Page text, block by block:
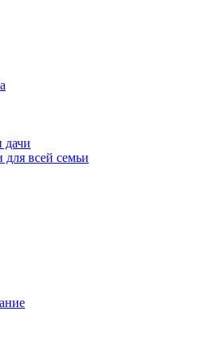
дачи
всей семьи